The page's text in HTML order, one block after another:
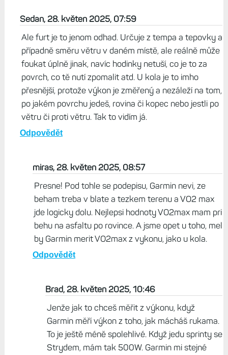
Sedan, 28. květen 2025, 07:59
Ale furt je to jenom odhad. Určuje z tempa a tepovky a
případně směru větru v daném místě, ale reálně může
foukat úplně jinak, navíc hodinky netuší, co je to za
povrch, co tě nutí zpomalit atd. U kola je to imho
přesnější, protože výkon je změřený a nezáleží na tom,
po jakém povrchu jedeš, rovina či kopec nebo jestli po
větru či proti větru. Tak to vidím já.
Odpovědět
miras, 28. květen 2025, 08:57
Presne! Pod tohle se podepisu, Garmin nevi, ze
beham treba v blate a tezkem terenu a VO2 max
jde logicky dolu. Nejlepsi hodnoty VO2max mam pri
behu na asfaltu po rovince. A jsme opet u toho, mel
by Garmin merit VO2max z vykonu, jako u kola.
Odpovědět
Brad, 28. květen 2025, 10:46
Jenže jak to chceš měřit z výkonu, když
Garmin měří výkon z toho, jak mácháš rukama.
To je ještě méně spolehlivé. Když jedu sprinty se
Strydem, mám tak 500W. Garmin mi stejné